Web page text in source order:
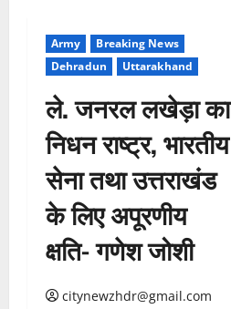
Army
Breaking News
Dehradun
Uttarakhand
ले. जनरल लखेड़ा का
निधन राष्ट्र, भारतीय
सेना तथा उत्तराखंड
के लिए अपूरणीय
क्षति- गणेश जोशी
citynewzhdr@gmail.com